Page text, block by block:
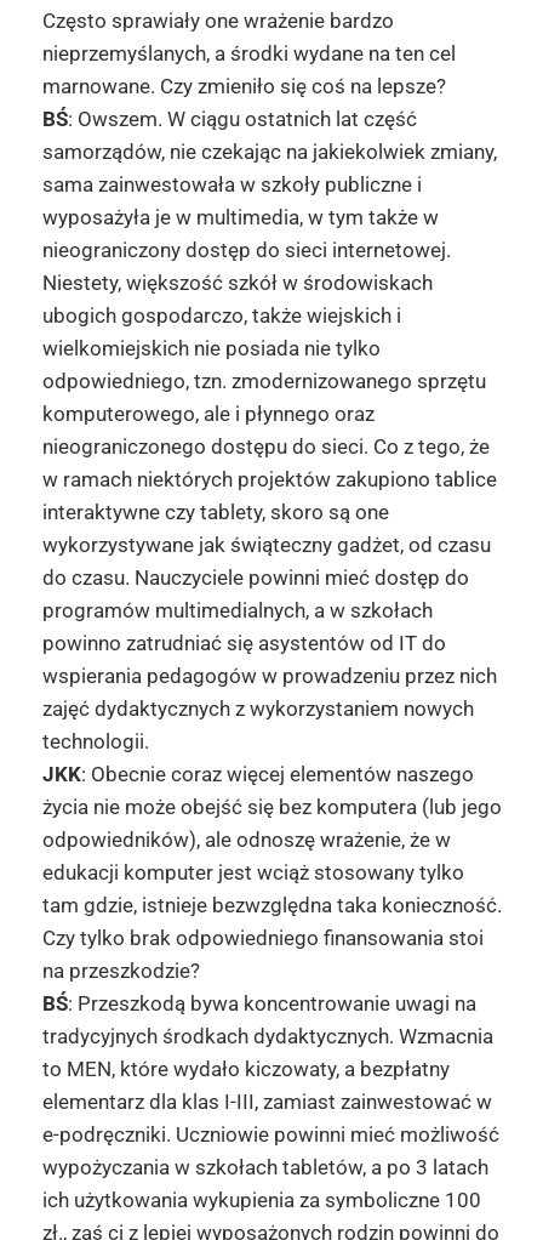
Często sprawiały one wrażenie bardzo
nieprzemyślanych, a środki wydane na ten cel
marnowane. Czy zmieniło się coś na lepsze?
BŚ: Owszem. W ciągu ostatnich lat część
samorządów, nie czekając na jakiekolwiek zmiany,
sama zainwestowała w szkoły publiczne i
wyposażyła je w multimedia, w tym także w
nieograniczony dostęp do sieci internetowej.
Niestety, większość szkół w środowiskach
ubogich gospodarczo, także wiejskich i
wielkomiejskich nie posiada nie tylko
odpowiedniego, tzn. zmodernizowanego sprzętu
komputerowego, ale i płynnego oraz
nieograniczonego dostępu do sieci. Co z tego, że
w ramach niektórych projektów zakupiono tablice
interaktywne czy tablety, skoro są one
wykorzystywane jak świąteczny gadżet, od czasu
do czasu. Nauczyciele powinni mieć dostęp do
programów multimedialnych, a w szkołach
powinno zatrudniać się asystentów od IT do
wspierania pedagogów w prowadzeniu przez nich
zajęć dydaktycznych z wykorzystaniem nowych
technologii.
JKK: Obecnie coraz więcej elementów naszego
życia nie może obejść się bez komputera (lub jego
odpowiedników), ale odnoszę wrażenie, że w
edukacji komputer jest wciąż stosowany tylko
tam gdzie, istnieje bezwzględna taka konieczność.
Czy tylko brak odpowiedniego finansowania stoi
na przeszkodzie?
BŚ: Przeszkodą bywa koncentrowanie uwagi na
tradycyjnych środkach dydaktycznych. Wzmacnia
to MEN, które wydało kiczowaty, a bezpłatny
elementarz dla klas I-III, zamiast zainwestować w
e-podręczniki. Uczniowie powinni mieć możliwość
wypożyczania w szkołach tabletów, a po 3 latach
ich użytkowania wykupienia za symboliczne 100
zł., zaś ci z lepiej wyposażonych rodzin powinni do